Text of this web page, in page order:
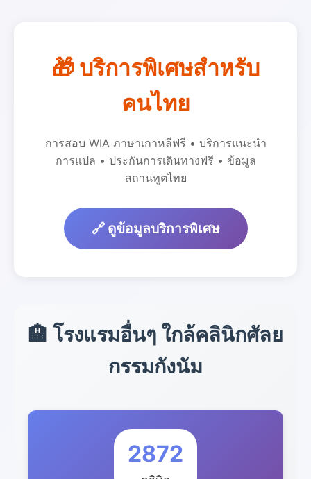
🎁 บริการพิเศษสำหรับ
คนไทย
การสอบ WIA ภาษาเกาหลีฟรี • บริการแนะนำ
การแปล • ประกันการเดินทางฟรี • ข้อมูล
สถานทูตไทย
🔗 ดูข้อมูลบริการพิเศษ
🏨 โรงแรมอื่นๆ ใกล้คลินิกศัลย
กรรมกังนัม
2872